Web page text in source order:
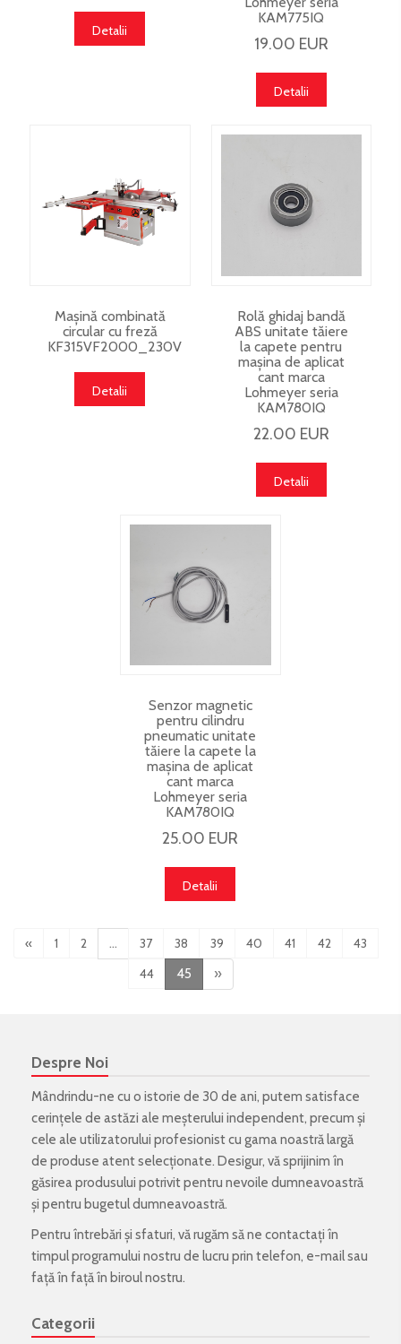
Detalii
KAM775IQ
19.00 EUR
Detalii
Mașină combinată
circular cu freză
KF315VF2000_230V
Detalii
Rolă ghidaj bandă
ABS unitate tăiere
la capete pentru
mașina de aplicat
cant marca
Lohmeyer seria
KAM780IQ
22.00 EUR
Detalii
Senzor magnetic
pentru cilindru
pneumatic unitate
tăiere la capete la
mașina de aplicat
cant marca
Lohmeyer seria
KAM780IQ
25.00 EUR
Detalii
« 1 2 ... 37 38 39 40 41 42
43
44
45 »
Despre Noi
Mândrindu-ne cu o istorie de 30 de ani, putem satisface
cerințele de astăzi ale meșterului independent, precum și
cele ale utilizatorului profesionist cu gama noastră largă
de produse atent selecționate. Desigur, vă sprijinim în
găsirea produsului potrivit pentru nevoile dumneavoastră
și pentru bugetul dumneavoastră.
Pentru întrebări și sfaturi, vă rugăm să ne contactați în
timpul programului nostru de lucru prin telefon, e-mail sau
față în față în biroul nostru.
Categorii